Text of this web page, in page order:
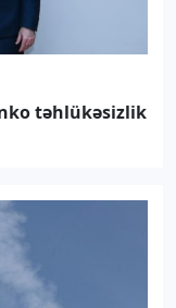
təhlükəsizlik